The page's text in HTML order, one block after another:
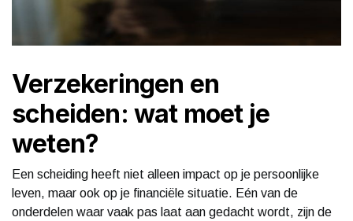
Verzekeringen en
scheiden: wat moet je
weten?
Een scheiding heeft niet alleen impact op je persoonlijke
leven, maar ook op je financiële situatie. Eén van de
onderdelen waar vaak pas laat aan gedacht wordt, zijn de